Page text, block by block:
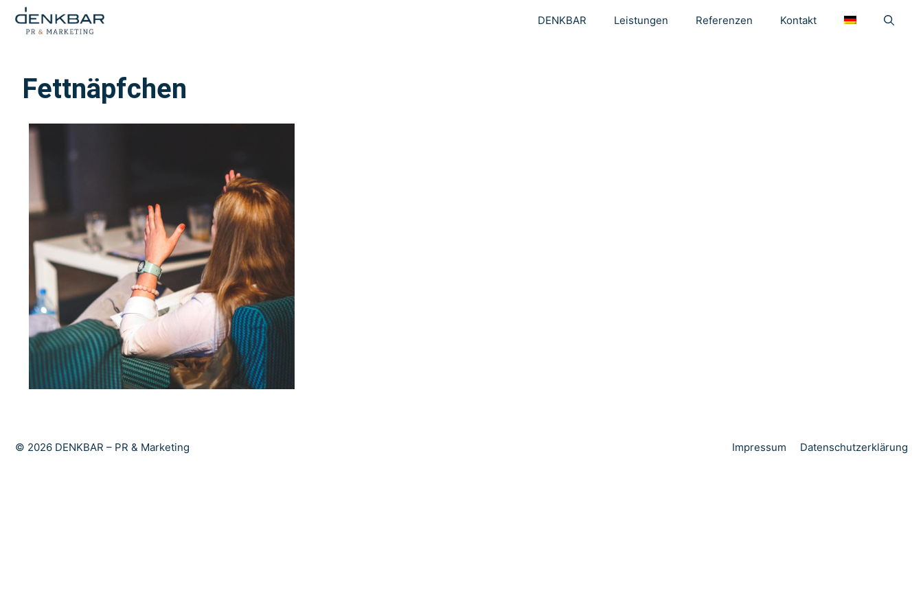
DENKBAR Leistungen Referenzen Kontakt
Fettnäpfchen
Impressum Datenschutzerklärung
© 2026 DENKBAR – PR & Marketing